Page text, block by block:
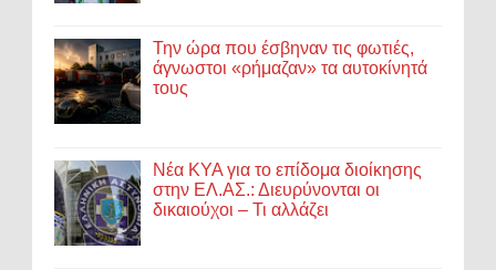
Την ώρα που έσβηναν τις φωτιές,
άγνωστοι «ρήμαζαν» τα αυτοκίνητά
τους
Νέα ΚΥΑ για το επίδομα διοίκησης
στην ΕΛ.ΑΣ.: Διευρύνονται οι
δικαιούχοι – Τι αλλάζει